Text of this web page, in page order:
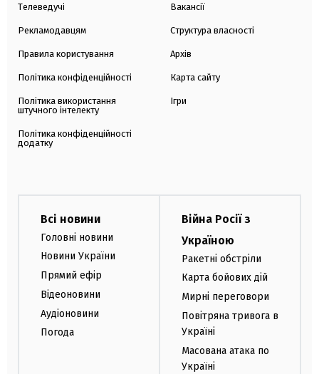
Телеведучі
Рекламодавцям
Правила користування
Політика конфіденційності
Політика використання
штучного інтелекту
Політика конфіденційності
додатку
Вакансії
Структура власності
Архів
Карта сайту
Ігри
Всі новини
Головні новини
Новини України
Прямий ефір
Відеоновини
Аудіоновини
Погода
Війна Росії з
Україною
Ракетні обстріли
Карта бойових дій
Мирні переговори
Повітряна тривога в
Україні
Масована атака по
Україні